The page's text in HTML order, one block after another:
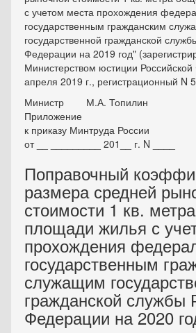
с учетом места прохождения
государственным гражданским
государственной гражданской
Федерации на 2019 год"
Министерством юстиции
апреля 2019 г., регистрационный N
Министр
М.А. Топилин
Приложение
к приказу Минтруда России
от __ _________ 201__ г. N ____
Поправочный
размера средней
стоимости 1 кв.
площади жилья с
прохождения
государственным
служащим
гражданской службы
Федерации на 2020